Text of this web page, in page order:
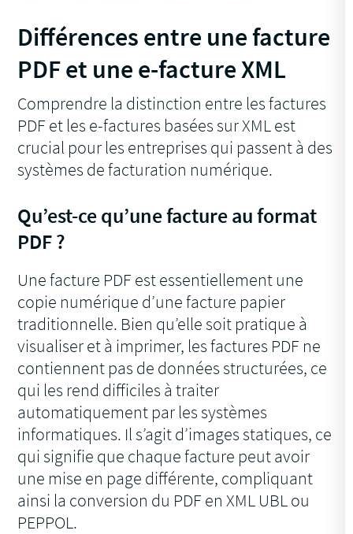
Différences entre une facture
PDF et une e-facture XML
Comprendre la distinction entre les factures
PDF et les e-factures basées sur XML est
crucial pour les entreprises qui passent à des
systèmes de facturation numérique.
Qu’est-ce qu’une facture au format
PDF ?
Une facture PDF est essentiellement une
copie numérique d’une facture papier
traditionnelle. Bien qu’elle soit pratique à
visualiser et à imprimer, les factures PDF ne
contiennent pas de données structurées, ce
qui les rend difficiles à traiter
automatiquement par les systèmes
informatiques. Il s’agit d’images statiques, ce
qui signifie que chaque facture peut avoir
une mise en page différente, compliquant
ainsi la conversion du PDF en XML UBL ou
PEPPOL.